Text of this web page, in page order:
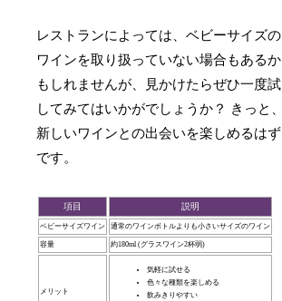
レストランによっては、ベビーサイズの
ワインを取り扱っていない場合もあるか
もしれませんが、見かけたらぜひ一度試
してみてはいかがでしょうか？ きっと、
新しいワインとの出会いを楽しめるはず
です。
項目 説明
ベビーサイズワイン 通常のワインボトルよりも小さいサイズのワイン
容量 約180ml (グラスワイン2杯弱)
メリット
気軽に試せる
色々な種類を楽しめる
飲みきりやすい